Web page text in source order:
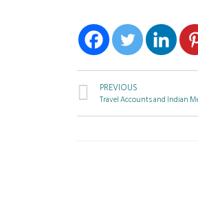
PREVIOUS